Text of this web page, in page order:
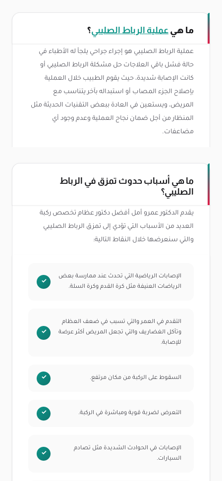
ما هي عملية الرباط الصليبي؟
عملية الرباط الصليبي هو إجراء جراحي يلجأ له الأطباء في
حالة فشل باقي العلاجات حل مشكلة الرباط الصليبي أو
كانت الإصابة شديدة، حيث يقوم الطبيب خلال العملية
بإصلاح الجزء المصاب أو استبداله بآخر يتناسب مع
المريض، ويستعين في العادة ببعض التقنيات الحديثة مثل
المنظار من أجل ضمان نجاح العملية وعدم وجود أي
مضاعفات.
ما هي أسباب حدوث تمزق في الرباط
الصليبي؟
يقدم الدكتور عمرو أمل أفضل دكتور عظام تخصص ركبة
العديد من الأسباب التي تؤدي إلى تمزق الرباط الصليبي
والتي سنعرضها خلال النقاط التالية:
الإصابات الرياضية التي تحدث عند ممارسة بعض
الرياضات العنيفة مثل كرة القدم وكرة السلة.
التقدم في العمر والتي تسبب في ضعف العظام
وتآكل الغضاريف والتي تجعل المريض أكثر عرضة
للإصابة.
السقوط على الركبة من مكان مرتفع.
التعرض لضربة قوية ومباشرة في الركبة.
الإصابات في الحوادث الشديدة مثل تصادم
السيارات.